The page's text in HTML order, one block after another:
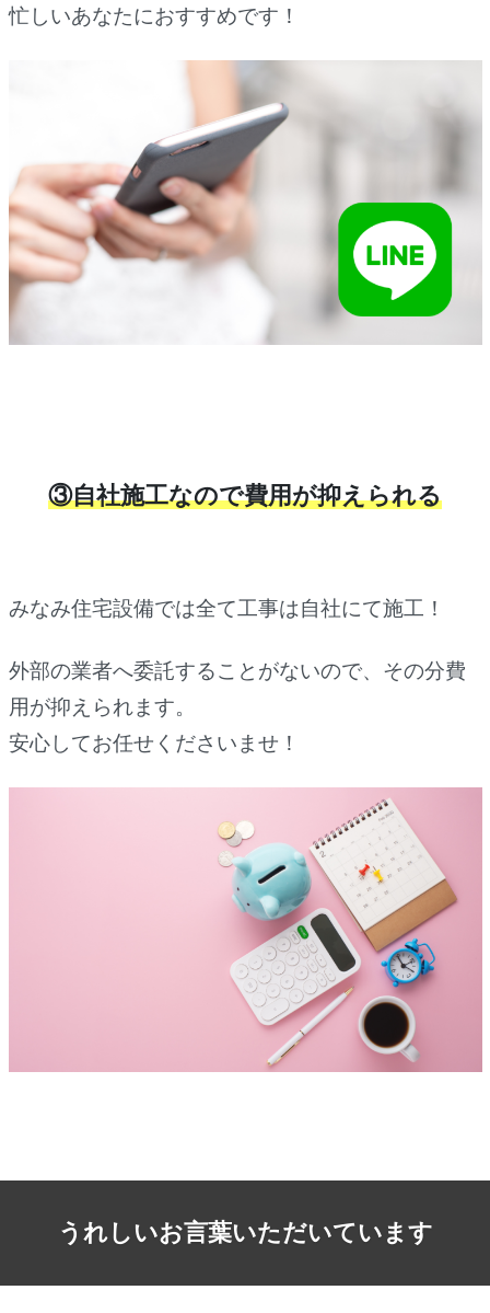
忙しいあなたにおすすめです！
③自社施工なので費用が抑えられる
みなみ住宅設備では全て工事は自社にて施工！
外部の業者へ委託することがないので、その分費
用が抑えられます。
安心してお任せくださいませ！
うれしいお言葉いただいています